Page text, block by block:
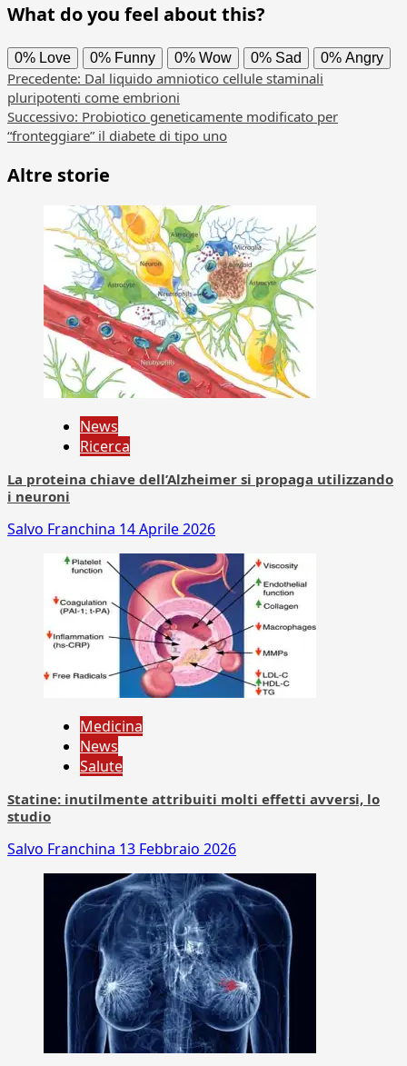
What do you feel about this?
0% Love 0% Funny 0% Wow 0% Sad 0% Angry
Navigazione
articolo
Precedente: Dal liquido amniotico cellule staminali
pluripotenti come embrioni
Successivo: Probiotico geneticamente modificato per
“fronteggiare” il diabete di tipo uno
Altre storie
News
Ricerca
La proteina chiave dell’Alzheimer si propaga utilizzando
i neuroni
Salvo Franchina 14 Aprile 2026
Medicina
News
Salute
Statine: inutilmente attribuiti molti effetti avversi, lo
studio
Salvo Franchina 13 Febbraio 2026